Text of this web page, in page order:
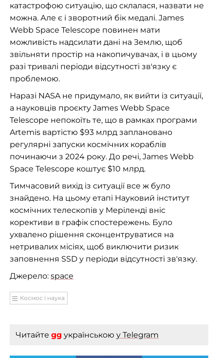
катастрофою ситуацію, що склалася, назвати не
можна. Але є і зворотний бік медалі. James
Webb Space Telescope повинен мати
можливість надсилати дані на Землю, щоб
звільняти простір на накопичувачах, і в цьому
разі тривалі періоди відсутності зв'язку є
проблемою.
Наразі NASA не придумало, як вийти із ситуації,
а науковців проєкту James Webb Space
Telescope непокоїть те, що в рамках програми
Artemis вартістю $93 млрд заплановано
регулярні запуски космічних кораблів
починаючи з 2024 року. До речі, James Webb
Space Telescope коштує $10 млрд.
Тимчасовий вихід із ситуації все ж було
знайдено. На цьому етапі Науковий інститут
космічних телескопів у Меріленді вніс
корективи в графік спостережень. Було
ухвалено рішення сконцентруватися на
нетривалих місіях, щоб виключити ризик
заповнення SSD у періоди відсутності зв'язку.
Джерело: space
Космос і наука
Читайте gg українською у Telegram